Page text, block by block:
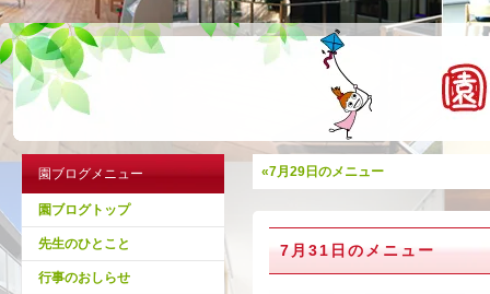
園ブログメニュー
園ブログトップ
先生のひとこと
行事のおしらせ
«7月29日のメニュー
7月31日のメニュー